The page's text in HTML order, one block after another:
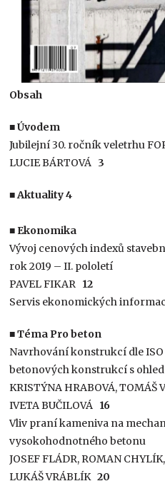
Obsah
■ Úvodem
Jubilejní 30. ročník veletrhu
LUCIE BÁRTOVÁ 3
■ Aktuality 4
■ Ekonomika
Vývoj cenových indexů
rok 2019 – II. pololetí
PAVEL FIKAR 12
Servis ekonomických
■ Téma Pro beton
Navrhování konstrukcí dle
betonových konstrukcí s
KRISTÝNA HRABOVÁ, TOMÁŠ
IVETA BUČILOVÁ 16
Vliv praní kameniva na
vysokohodnotného betonu
JOSEF FLÁDR, ROMAN
LUKÁŠ VRÁBLÍK20